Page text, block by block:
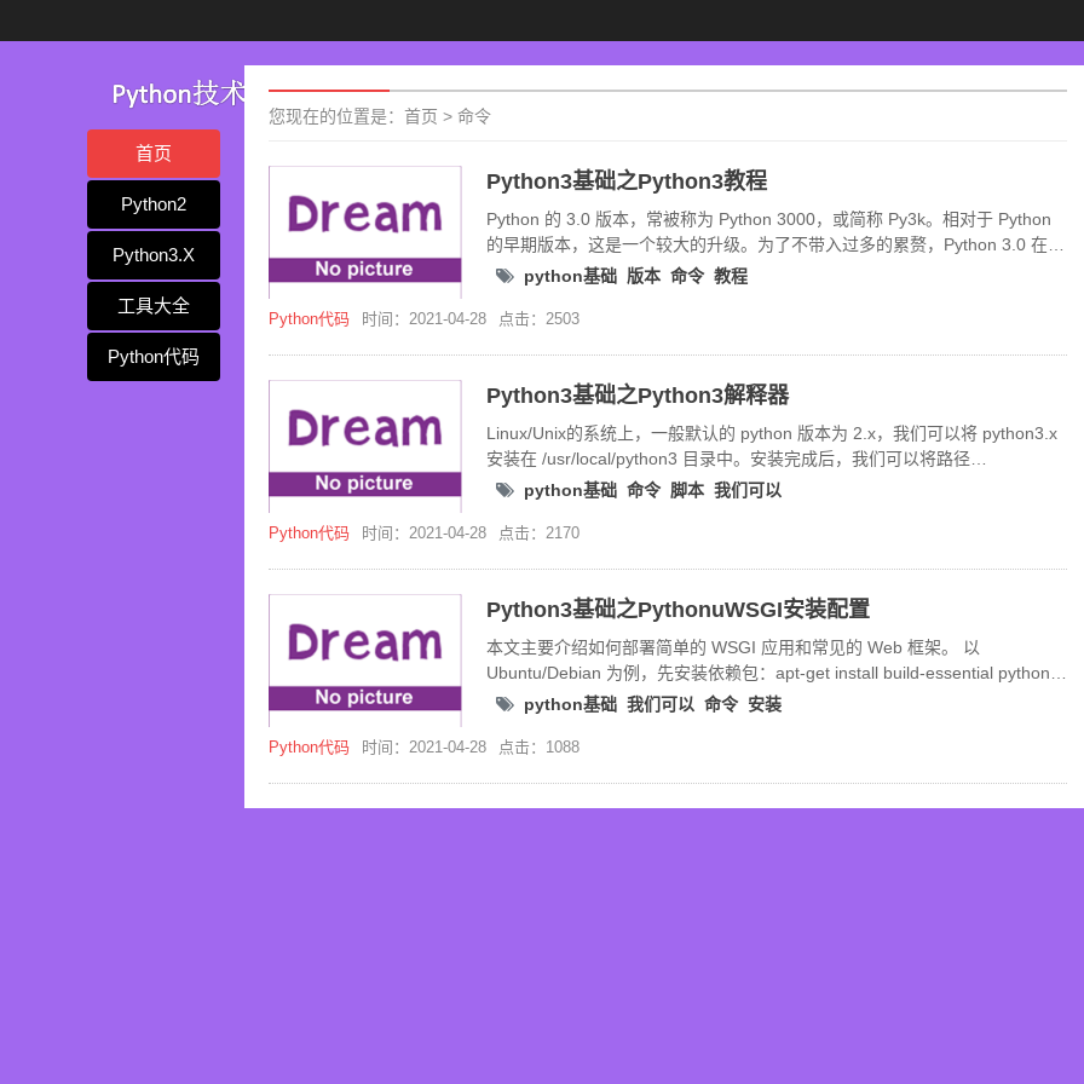
首页
Python2
Python3.X
工具大全
Python代码
您现在的位置是： 首页 > 命令
Python3基础之Python3教程
Python 的 3.0 版本，常被称为 Python 3000，或简称 Py3k。相对于 Python
的早期版本，这是一个较大的升级。为了不带入过多的累赘，Python 3.0 在设
计的时候没有考虑向下兼容。 Python 介绍及安装教
python基础 版本 命令 教程
Python代码 时间：2021-04-28 点击：2503
Python3基础之Python3解释器
Linux/Unix的系统上，一般默认的 python 版本为 2.x，我们可以将 python3.x
安装在 /usr/local/python3 目录中。安装完成后，我们可以将路径
/usr/local/python3/bin 添加到您
python基础 命令 脚本 我们可以
Python代码 时间：2021-04-28 点击：2170
Python3基础之PythonuWSGI安装配置
本文主要介绍如何部署简单的 WSGI 应用和常见的 Web 框架。 以
Ubuntu/Debian 为例，先安装依赖包：apt-get install build-essential python-
devPython 安装 uWSGI 1
python基础 我们可以 命令 安装
Python代码 时间：2021-04-28 点击：1088